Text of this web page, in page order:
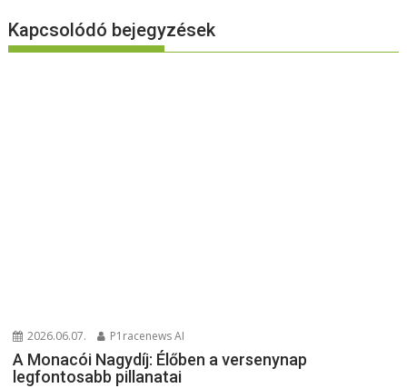
Kapcsolódó bejegyzések
2026.06.07. P1racenews AI
A Monacói Nagydíj: Élőben a versenynap
legfontosabb pillanatai